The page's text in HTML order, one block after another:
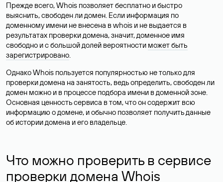
Прежде всего, Whois позволяет бесплатно и быстро
выяснить, свободен ли домен. Если информация по
доменному имени не внесена в whois и не выдается в
результатах проверки домена, значит, доменное имя
свободно и с большой долей вероятности может быть
зарегистрировано.
Однако Whois пользуется популярностью не только для
проверки домена на занятость, ведь определить, свободен ли
домен можно и в процессе подбора имени в доменной зоне.
Основная ценность сервиса в том, что он содержит всю
информацию о домене, и обычно позволяет получить данные
об истории домена и его владельце.
Что можно проверить в сервисе
проверки домена Whois